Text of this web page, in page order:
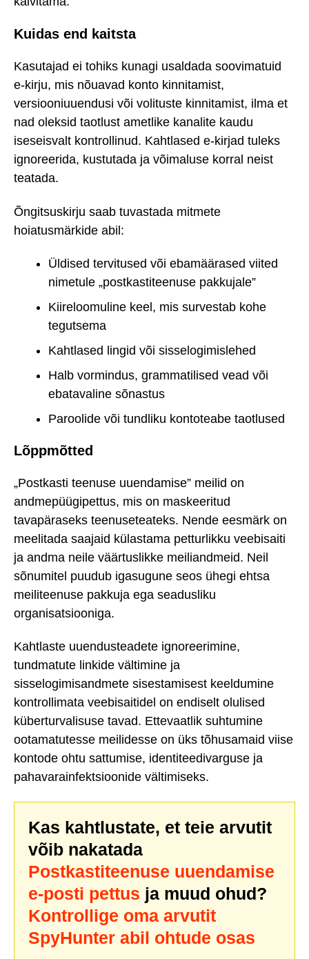
Kuidas end kaitsta
Kasutajad ei tohiks kunagi usaldada soovimatuid
e-kirju, mis nõuavad konto kinnitamist,
versiooniuuendusi või volituste kinnitamist, ilma et
nad oleksid taotlust ametlike kanalite kaudu
iseseisvalt kontrollinud. Kahtlased e-kirjad tuleks
ignoreerida, kustutada ja võimaluse korral neist
teatada.
Õngitsuskirju saab tuvastada mitmete
hoiatusmärkide abil:
Üldised tervitused või ebamäärased viited
nimetule „postkastiteenuse pakkujale”
Kiireloomuline keel, mis survestab kohe
tegutsema
Kahtlased lingid või sisselogimislehed
Halb vormindus, grammatilised vead või
ebatavaline sõnastus
Paroolide või tundliku kontoteabe taotlused
Lõppmõtted
„Postkasti teenuse uuendamise” meilid on
andmepüügipettus, mis on maskeeritud
tavapäraseks teenuseteateks. Nende eesmärk on
meelitada saajaid külastama petturlikku veebisaiti
ja andma neile väärtuslikke meiliandmeid. Neil
sõnumitel puudub igasugune seos ühegi ehtsa
meiliteenuse pakkuja ega seadusliku
organisatsiooniga.
Kahtlaste uuendusteadete ignoreerimine,
tundmatute linkide vältimine ja
sisselogimisandmete sisestamisest keeldumine
kontrollimata veebisaitidel on endiselt olulised
küberturvalisuse tavad. Ettevaatlik suhtumine
ootamatutesse meilidesse on üks tõhusamaid viise
kontode ohtu sattumise, identiteedivarguse ja
pahavarainfektsioonide vältimiseks.
Kas kahtlustate, et teie arvutit
võib nakatada
Postkastiteenuse uuendamise
e-posti pettus ja muud ohud?
Kontrollige oma arvutit
SpyHunter abil ohtude osas